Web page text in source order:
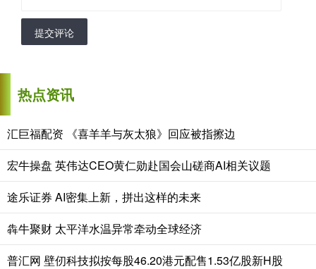
提交评论
热点资讯
汇巨福配资 《喜羊羊与灰太狼》回应被指擦边
宏牛操盘 英伟达CEO黄仁勋赴国会山磋商AI相关议题
途乐证券 AI密集上新，拼出这样的未来
犇牛聚财 太平洋水温异常牵动全球经济
普汇网 壁仞科技拟按每股46.20港元配售1.53亿股新H股